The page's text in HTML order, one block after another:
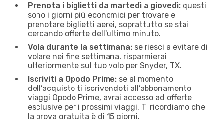
Prenota i biglietti da martedì a giovedì: questi
sono i giorni più economici per trovare e
prenotare biglietti aerei, soprattutto se stai
cercando offerte dell'ultimo minuto.
Vola durante la settimana: se riesci a evitare di
volare nei fine settimana, risparmierai
ulteriormente sul tuo volo per Snyder, TX.
Iscriviti a Opodo Prime: se al momento
dell’acquisto ti iscrivendoti all’abbonamento
viaggi Opodo Prime, avrai accesso ad offerte
esclusive per i prossimi viaggi. Ti ricordiamo che
la prova gratuita è di 15 giorni.